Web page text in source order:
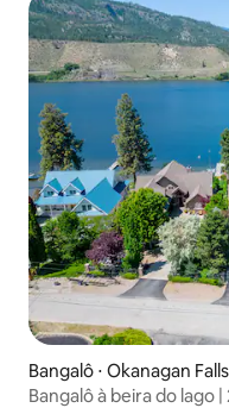
Bangalô ⋅ Okanagan Falls
Bangalô à beira do lago